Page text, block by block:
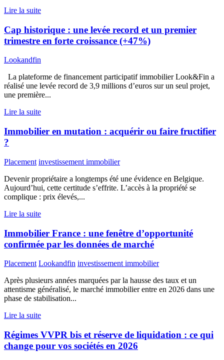
Lire la suite
Cap historique : une levée record et un premier
trimestre en forte croissance (+47%)
Lookandfin
La plateforme de financement participatif immobilier Look&Fin a
réalisé une levée record de 3,9 millions d’euros sur un seul projet,
une première...
Lire la suite
Immobilier en mutation : acquérir ou faire fructifier
?
Placement investissement immobilier
Devenir propriétaire a longtemps été une évidence en Belgique.
Aujourd’hui, cette certitude s’effrite. L’accès à la propriété se
complique : prix élevés,...
Lire la suite
Immobilier France : une fenêtre d’opportunité
confirmée par les données de marché
Placement Lookandfin investissement immobilier
Après plusieurs années marquées par la hausse des taux et un
attentisme généralisé, le marché immobilier entre en 2026 dans une
phase de stabilisation...
Lire la suite
Régimes VVPR bis et réserve de liquidation : ce qui
change pour vos sociétés en 2026